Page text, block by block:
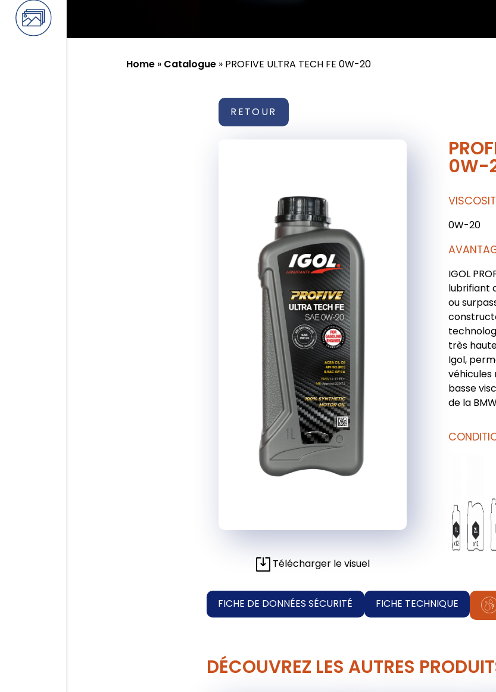
Home » Catalogue » PROFIVE ULTRA TECH FE 0W-20
RETOUR
Télécharger le visuel
0W-
0W-20
IGOL
lubrifiant
ou
très
Igol,
véhicules
basse
de la
FICHE DE DONNÉES SÉCURITÉ FICHE TECHNIQUE
DÉCOUVREZ LES AUTRES